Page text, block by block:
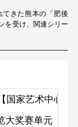
きた熊本の「肥後
を受け、関連シリー
国家艺术中心】
大奖赛单元